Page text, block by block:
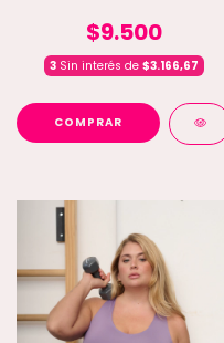
$9.500
3Sin interés de $3.166,67
COMPRAR